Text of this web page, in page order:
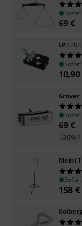
69€
LP
10,90
Grover
69€
-20%
Meinl
158 €
Kolberg